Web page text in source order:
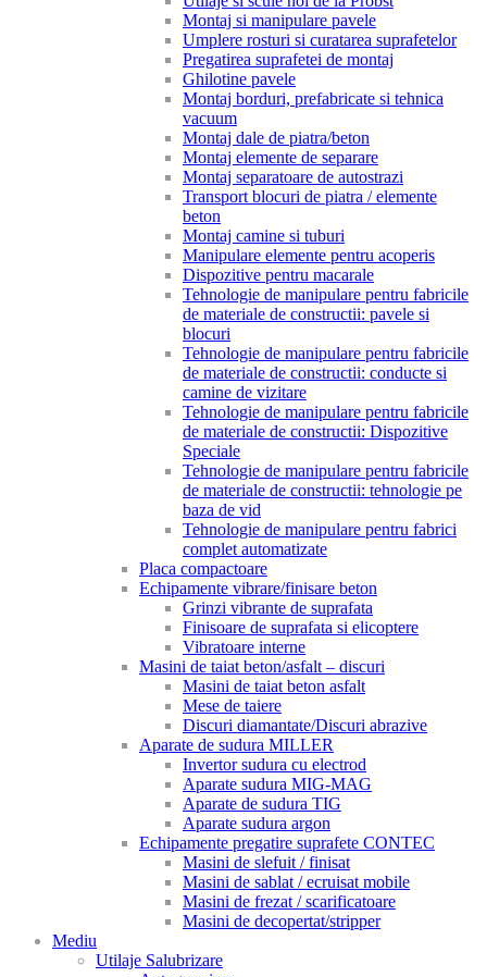
Montaj si manipulare pavele
Umplere rosturi si curatarea suprafetelor
Pregatirea suprafetei de montaj
Ghilotine pavele
Montaj borduri, prefabricate si tehnica
vacuum
Montaj dale de piatra/beton
Montaj elemente de separare
Montaj separatoare de autostrazi
Transport blocuri de piatra / elemente
beton
Montaj camine si tuburi
Manipulare elemente pentru acoperis
Dispozitive pentru macarale
Tehnologie de manipulare pentru fabricile
de materiale de constructii: pavele si
blocuri
Tehnologie de manipulare pentru fabricile
de materiale de constructii: conducte si
camine de vizitare
Tehnologie de manipulare pentru fabricile
de materiale de constructii: Dispozitive
Speciale
Tehnologie de manipulare pentru fabricile
de materiale de constructii: tehnologie pe
baza de vid
Tehnologie de manipulare pentru fabrici
complet automatizate
Placa compactoare
Echipamente vibrare/finisare beton
Grinzi vibrante de suprafata
Finisoare de suprafata si elicoptere
Vibratoare interne
Masini de taiat beton/asfalt – discuri
Masini de taiat beton asfalt
Mese de taiere
Discuri diamantate/Discuri abrazive
Aparate de sudura MILLER
Invertor sudura cu electrod
Aparate sudura MIG-MAG
Aparate de sudura TIG
Aparate sudura argon
Echipamente pregatire suprafete CONTEC
Masini de slefuit / finisat
Masini de sablat / ecruisat mobile
Masini de frezat / scarificatoare
Masini de decopertat/stripper
Mediu
Utilaje Salubrizare